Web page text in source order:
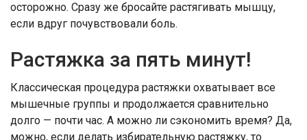
осторожно. Сразу же бросайте растягивать мышцу,
если вдруг почувствовали боль.
Растяжка за пять минут!
Классическая процедура растяжки охватывает все
мышечные группы и продолжается сравнительно
долго — почти час. А можно ли сэкономить время? Да,
можно, если делать избирательную растяжку, то